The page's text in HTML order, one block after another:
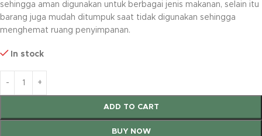
sehingga aman digunakan untuk berbagai jenis makanan, selain itu
barang juga mudah ditumpuk saat tidak digunakan sehingga
menghemat ruang penyimpanan.
In stock
ADD TO CART
BUY NOW